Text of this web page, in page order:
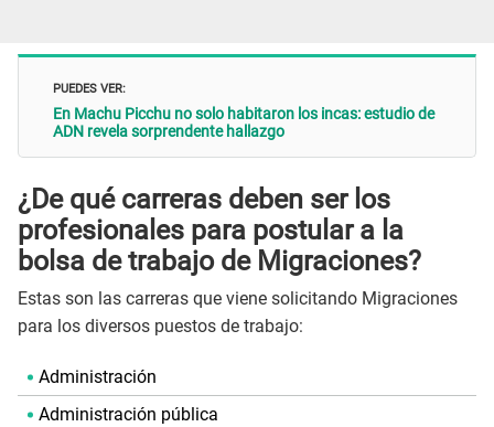
PUEDES VER:
En Machu Picchu no solo habitaron los incas: estudio de
ADN revela sorprendente hallazgo
¿De qué carreras deben ser los
profesionales para postular a la
bolsa de trabajo de Migraciones?
Estas son las carreras que viene solicitando Migraciones
para los diversos puestos de trabajo:
Administración
Administración pública